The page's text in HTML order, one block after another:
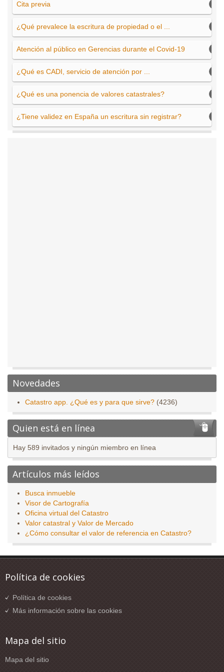
Cita previa
¿Qué prevalece la escritura de propiedad o el ...
Atención al público en Gerencias durante el Covid-19
¿Qué es CADI, servicio de atención por ...
¿Qué es una ponencia de valores catastrales?
¿Tiene validez en España un escritura sin registrar?
Novedades
Catastro app. ¿Qué es y para que sirve? (4236)
Quien está en línea
Hay 589 invitados y ningún miembro en línea
Artículos más leídos
Busca inmueble
Visor de Cartografía
Oficina virtual del Catastro
Valor catastral y Valor de Mercado
¿Cómo consultar el valor de referencia en Catastro?
Política de cookies
Política de cookies
Más información sobre las cookies
Mapa del sitio
Mapa del sitio